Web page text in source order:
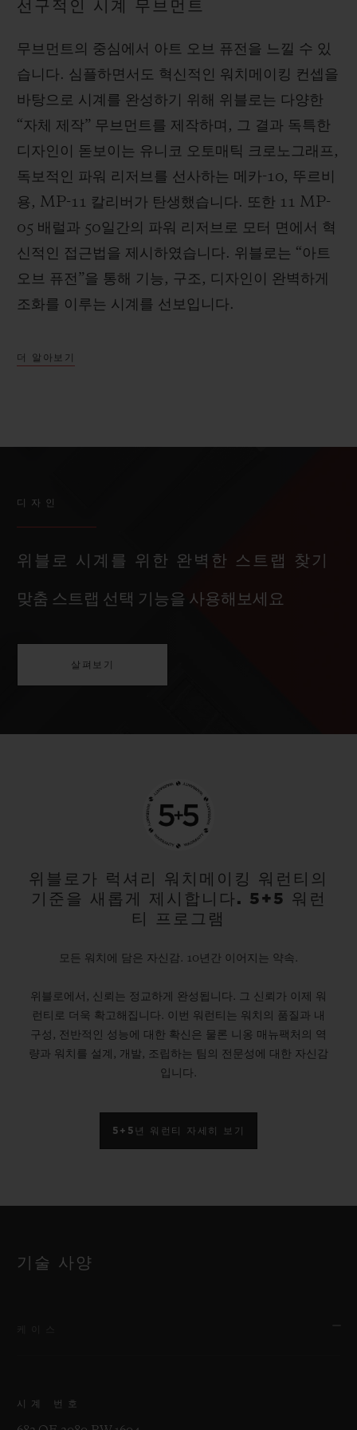
선구적인 시계 무브먼트
무브먼트의 중심에서 아트 오브 퓨전을 느낄 수 있
습니다. 심플하면서도 혁신적인 워치메이킹 컨셉을
바탕으로 시계를 완성하기 위해 위블로는 다양한
“자체 제작” 무브먼트를 제작하며, 그 결과 독특한
디자인이 돋보이는 유니코 오토매틱 크로노그래프,
독보적인 파워 리저브를 선사하는 메카-10, 뚜르비
용, MP-11 칼리버가 탄생했습니다. 또한 11 MP-
05 배럴과 50일간의 파워 리저브로 모터 면에서 혁
신적인 접근법을 제시하였습니다. 위블로는 “아트
오브 퓨전”을 통해 기능, 구조, 디자인이 완벽하게
조화를 이루는 시계를 선보입니다.
더 알아보기
디자인
위블로 시계를 위한 완벽한 스트랩 찾기
맞춤 스트랩 선택 기능을 사용해보세요
살펴보기
위블로가 럭셔리 워치메이킹 워런티의
기준을 새롭게 제시합니다. 5+5 워런
티 프로그램
모든 워치에 담은 자신감. 10년간 이어지는 약속.
위블로에서, 신뢰는 정교하게 완성됩니다. 그 신뢰가 이제 워
런티로 더욱 확고해집니다. 이번 워런티는 워치의 품질과 내
구성, 전반적인 성능에 대한 확신은 물론 니옹 매뉴팩처의 역
량과 워치를 설계, 개발, 조립하는 팀의 전문성에 대한 자신감
입니다.
5+5년 워런티 자세히 보기
기술 사양
시계 번호